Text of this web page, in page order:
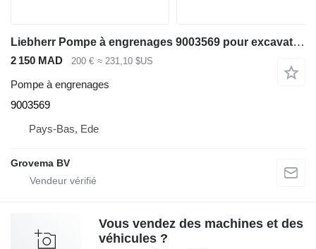
Liebherr Pompe à engrenages 9003569 pour excavateur Liebherr R954B / R964B / R974B / R964
2 150 MAD 200 € ≈ 231,10 $US
Pompe à engrenages
9003569
Pays-Bas, Ede
Grovema BV
Vous vendez des machines et des
véhicules ?